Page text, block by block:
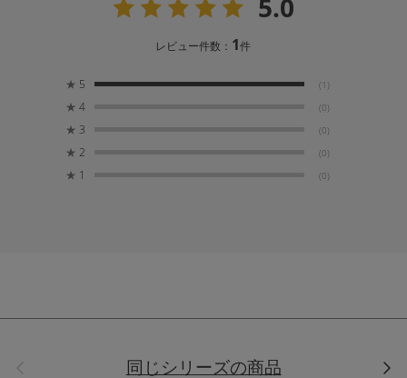
5.0
レビュー件数： 1件
★ 5 (1)
★ 4 (0)
★ 3 (0)
★ 2 (0)
★ 1 (0)
同じシリーズの商品 次